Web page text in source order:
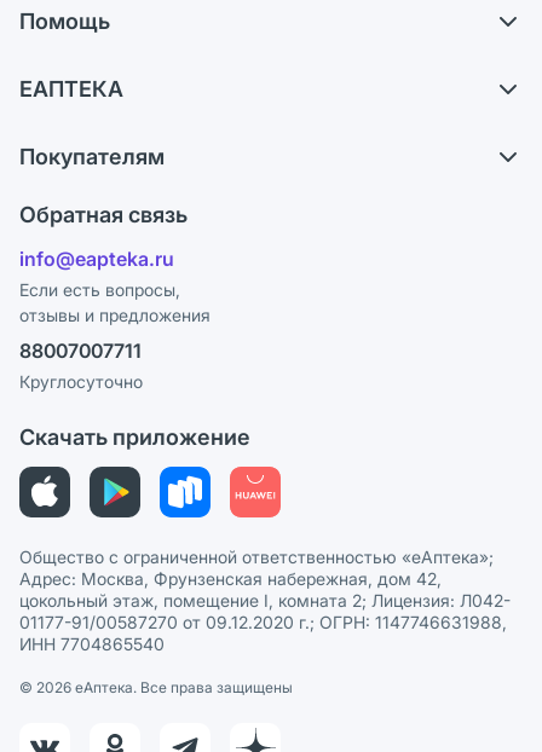
Помощь
Самовывоз из аптек
Ответы на вопросы
Блог
ЕАПТЕКА
Карьера
Поставщики
Лицензия
Реклама на сайте
Ваши товары на ЕАПТЕКЕ
Покупателям
Программа СберСпасибо
Политика конфиденциальности
Пользовательское соглашение
Политика рекомендаций
Этика и соответствие
Политика в отношении обработки персональных данных
Обратная связь
info@eapteka.ru
Если есть вопросы,
отзывы и предложения
88007007711
Круглосуточно
Скачать приложение
Общество с ограниченной ответственностью «еАптека»;
Адрес: Москва, Фрунзенская набережная, дом 42,
цокольный этаж, помещение I, комната 2; Лицензия: Л042-
01177-91/00587270 от 09.12.2020 г.; ОГРН: 1147746631988,
ИНН 7704865540
© 2026 eАптека. Все права защищены